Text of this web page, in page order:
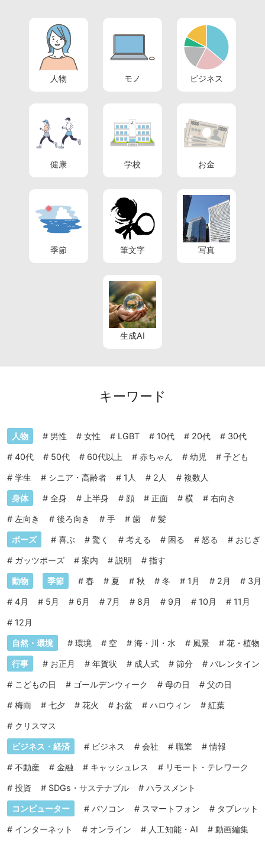
人物 モノ ビジネス
健康 学校 お金
季節 筆文字 写真
生成AI
キーワード
人物 # 男性 # 女性 # LGBT # 10代 # 20代 # 30代
# 40代 # 50代 # 60代以上 # 赤ちゃん # 幼児 # 子ども
# 学生 # シニア・高齢者 # 1人 # 2人 # 複数人
身体 # 全身 # 上半身 # 顔 # 正面 # 横 # 右向き
# 左向き # 後ろ向き # 手 # 歯 # 髪
ポーズ # 喜ぶ # 驚く # 考える # 困る # 怒る # おじぎ
# ガッツポーズ # 案内 # 説明 # 指す
動物 季節 # 春 # 夏 # 秋 # 冬 # 1月 # 2月 # 3月
# 4月 # 5月 # 6月 # 7月 # 8月 # 9月 # 10月 # 11月
# 12月
自然・環境 # 環境 # 空 # 海・川・水 # 風景 # 花・植物
行事 # お正月 # 年賀状 # 成人式 # 節分 # バレンタイン
# こどもの日 # ゴールデンウィーク # 母の日 # 父の日
# 梅雨 # 七夕 # 花火 # お盆 # ハロウィン # 紅葉
# クリスマス
ビジネス・経済 # ビジネス # 会社 # 職業 #情報
# 不動産 # 金融 # キャッシュレス # リモート・テレワーク
# 投資 # SDGs・サステナブル # ハラスメント
コンピューター # パソコン # スマートフォン # タブレット
# インターネット # オンライン # 人工知能・AI # 動画編集